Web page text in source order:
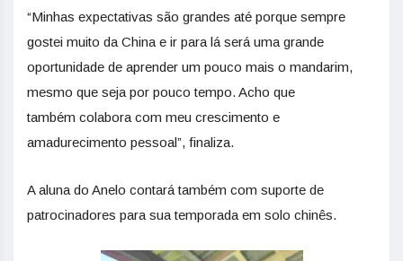
“Minhas expectativas são grandes até porque sempre
gostei muito da China e ir para lá será uma grande
oportunidade de aprender um pouco mais o mandarim,
mesmo que seja por pouco tempo. Acho que
também colabora com meu crescimento e
amadurecimento pessoal”, finaliza.
A aluna do Anelo contará também com suporte de
patrocinadores para sua temporada em solo chinês.